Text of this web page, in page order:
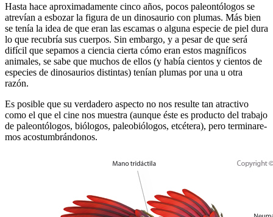
Hasta hace aproximadamente cinco años, pocos paleontólogos se
atrevían a esbozar la figura de un di­nosaurio con plumas. Más bien
se tenía la idea de que eran las escamas o alguna especie de piel dura
lo que recubría sus cuerpos. Sin embargo, y a pesar de que será
difícil que sepamos a ciencia cierta cómo eran es­tos magníficos
animales, se sabe que muchos de ellos (y había cientos y cientos de
especies de dinosaurios distintas) tenían plumas por una u otra
razón.
Es posible que su verdadero aspecto no nos resulte tan atractivo
como el que el cine nos muestra (aun­que éste es producto del trabajo
de paleontólogos, biólogos, paleobiólogos, etcétera), pero terminare­
mos acostumbrándonos.